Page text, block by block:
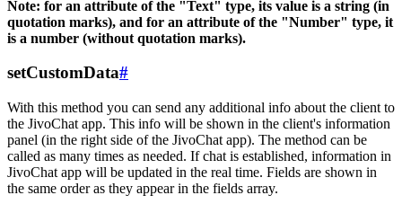
Note: for an attribute of the "Text" type, its value is a string (in
quotation marks), and for an attribute of the "Number" type, it
is a number (without quotation marks).
setCustomData#
With this method you can send any additional info about the client to
the JivoChat app. This info will be shown in the client's information
panel (in the right side of the JivoChat app). The method can be
called as many times as needed. If chat is established, information in
JivoChat app will be updated in the real time. Fields are shown in
the same order as they appear in the fields array.